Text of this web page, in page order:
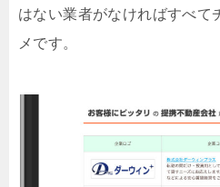
はない業者がなければすべて
メです。